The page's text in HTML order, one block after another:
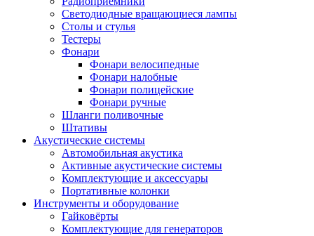
Светодиодные вращающиеся лампы
Столы и стулья
Тестеры
Фонари
Фонари велосипедные
Фонари налобные
Фонари полицейские
Фонари ручные
Шланги поливочные
Штативы
Акустические системы
Автомобильная акустика
Активные акустические системы
Комплектующие и аксессуары
Портативные колонки
Инструменты и оборудование
Гайковёрты
Комплектующие для генераторов